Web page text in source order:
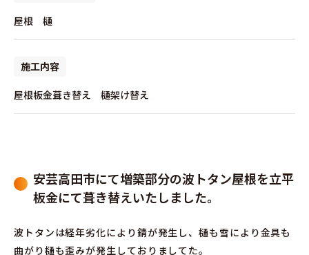
屋根 樋
施工内容
屋根板金葺き替え 樋架け替え
安芸高田市にて増築部分の波トタン屋根を立平
板金にて葺き替えいたしました。
波トタンは経年劣化により錆が発生し、樋も雪により金具も
曲がり樋も歪みが発生しておりましてた。